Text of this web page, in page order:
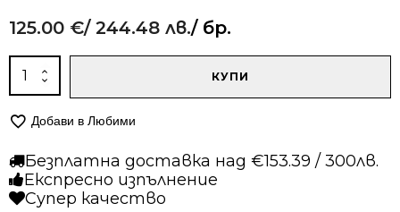
125.00 €/ 244.48 лв./ бр.
количество
килим
Ирис
591
Сив/
КУПИ
Добави в Любими
Безплатна доставка над €153.39 / 300лв.
Експресно изпълнение
Супер качество